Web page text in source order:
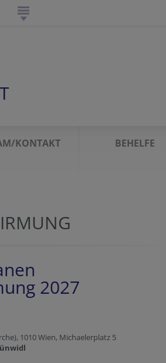
KONTAKT BEHELFE
2027
1010 Wien, Michaelerplatz 5